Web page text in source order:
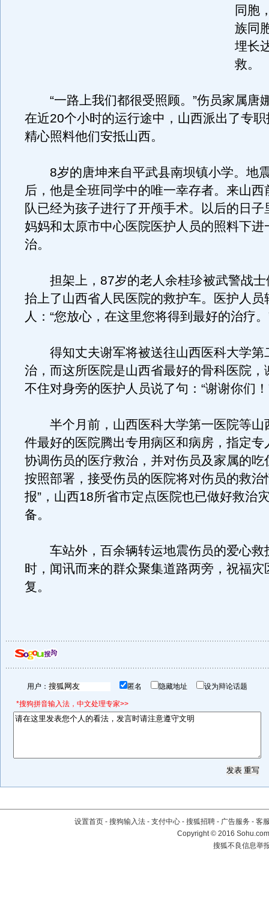
同胞
族同
埋长
救。
“一路上我们都很受照顾。”伤员家属唐
在近20个小时的运行途中，山西派出了专
精心照料他们安抵山西。
8岁的唐坤来自平武县南坝镇小学。地
后，他是全班同学中的唯一幸存者。来山西
队已经为孩子进行了开颅手术。以后的日子
妈妈和太原市中心医院医护人员的照料下进
治。
担架上，87岁的老人余桂珍被武警战士
抬上了山西省人民医院的救护车。医护人员
人：“您放心，在这里您将得到最好的治疗。
得知丈夫谢军将被送往山西医科大学第
治，而这所医院是山西省最好的骨科医院，
不住对身旁的医护人员说了句：“谢谢你们！
半个月前，山西医科大学第一医院等山
件最好的医院腾出专用病区和病房，指定专
协调伤员的医疗救治，并对伤员及家属的吃
按照部署，接受伤员的医院将对伤员的救治
报”，山西18所省市定点医院也已做好救治
备。
车站外，百余辆转运地震伤员的爱心救
时，闻讯而来的群众聚集道路两旁，祝福灾
复。
用户： 匿名 隐藏地址 设为辩论话题
*搜狗拼音输入法，中文处理专家>>
设置首页 - 搜狗输入法 - 支付中心 - 搜狐招聘 - 广告服务 - 客
Copyright©2016
搜狐不良信息举